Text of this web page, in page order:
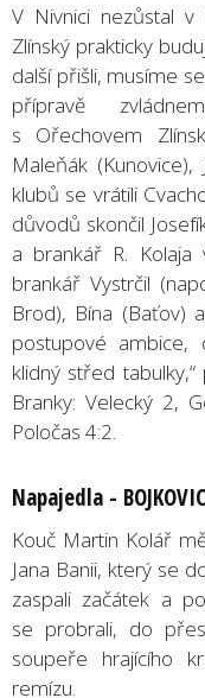
V Nivnici nezůstal
Zlínský prakticky
další přišli, musíme
přípravě
s Ořechovem
Maleňák
klubů se vrátili
důvodů skončil
a brankář R.
brankář Vystrčil
Brod), Bína (Baťov)
postupové
klidný střed
Branky: Velecký 2,
Poločas 4:2.
Napajedla -
Kouč Martin Kolář
Jana Banii, který se
zaspali začátek a
se probrali, do
soupeře hrajícího
remízu.